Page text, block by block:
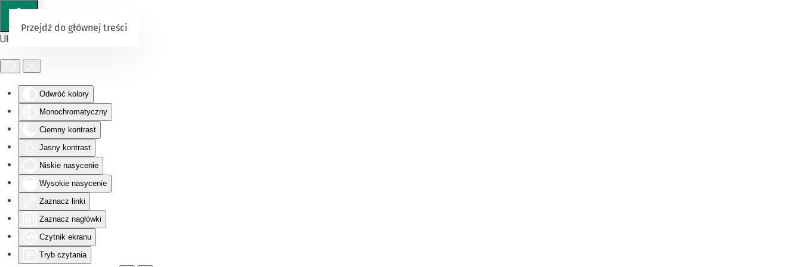
Ułatwienia dostępu
Odwróć kolory
Monochromatyczny
Ciemny kontrast
Jasny kontrast
Niskie nasycenie
Wysokie nasycenie
Zaznacz linki
Zaznacz nagłówki
Czytnik ekranu
Tryb czytania
Przejdź do głównej treści